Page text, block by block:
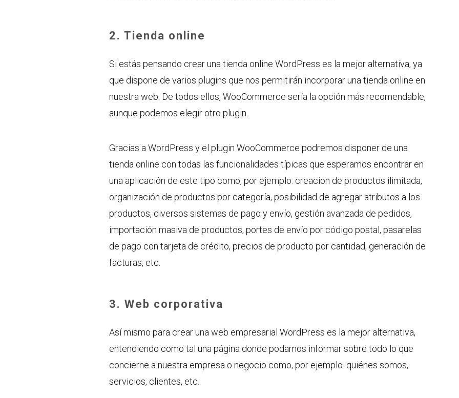
2. Tienda online
Si estás pensando crear una tienda online WordPress es la mejor alternativa, ya
que dispone de varios plugins que nos permitirán incorporar una tienda online en
nuestra web. De todos ellos, WooCommerce sería la opción más recomendable,
aunque podemos elegir otro plugin.
Gracias a WordPress y el plugin WooCommerce podremos disponer de una
tienda online con todas las funcionalidades típicas que esperamos encontrar en
una aplicación de este tipo como, por ejemplo: creación de productos ilimitada,
organización de productos por categoría, posibilidad de agregar atributos a los
productos, diversos sistemas de pago y envío, gestión avanzada de pedidos,
importación masiva de productos, portes de envío por código postal, pasarelas
de pago con tarjeta de crédito, precios de producto por cantidad, generación de
facturas, etc.
3. Web corporativa
Así mismo para crear una web empresarial WordPress es la mejor alternativa,
entendiendo como tal una página donde podamos informar sobre todo lo que
concierne a nuestra empresa o negocio como, por ejemplo. quiénes somos,
servicios, clientes, etc.